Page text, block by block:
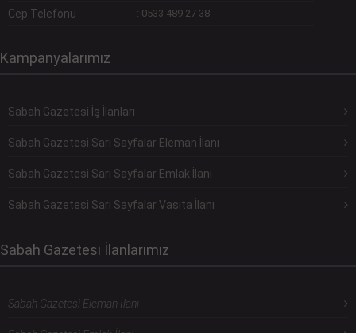
Cep Telefonu : 0533 489 27 38
Kampanyalarımız
Sabah Gazetesi İş İlanları
Sabah Gazetesi Sarı Sayfalar Eleman İlanı
Sabah Gazetesi Sarı Sayfalar Emlak İlanı
Sabah Gazetesi Sarı Sayfalar Vasıta İlanı
Sabah Gazetesi İlanlarımız
Sabah Gazetesi Eleman İlanı